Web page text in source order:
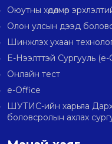
Оюутны хөдөлмөр
Олон улсын дээд
Шинжлэх ухаан
E-Нээлттэй Сургууль (e-
Онлайн тест
e-Office
ШУТИС-ийн харьяа
боловсролын ахлах